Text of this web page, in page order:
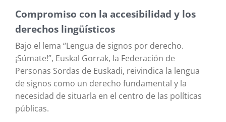
Compromiso con la accesibilidad y los
derechos lingüísticos
Bajo el lema “Lengua de signos por derecho.
¡Súmate!”, Euskal Gorrak, la Federación de
Personas Sordas de Euskadi, reivindica la lengua
de signos como un derecho fundamental y la
necesidad de situarla en el centro de las políticas
públicas.